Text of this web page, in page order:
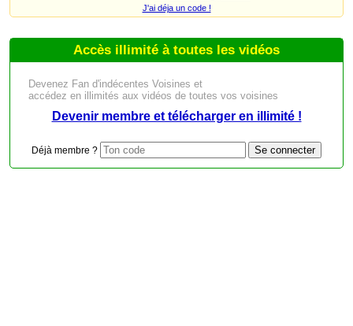
J'ai déja un code !
Accès illimité à toutes les vidéos
Devenez Fan d'indécentes Voisines et
accédez en illimités aux vidéos de toutes vos voisines
Devenir membre et télécharger en illimité !
Déjà membre ?